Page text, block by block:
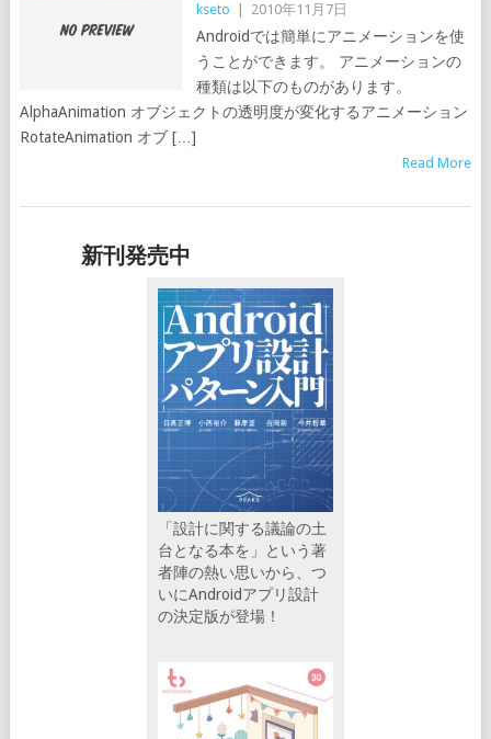
kseto 2010年11月7日
Androidでは簡単にアニメーションを使
うことができます。 アニメーションの
種類は以下のものがあります。
AlphaAnimation オブジェクトの透明度が変化するアニメーション
RotateAnimation オブ […]
Read More
新刊発売中
「設計に関する議論の土
台となる本を」という著
者陣の熱い思いから、つ
いにAndroidアプリ設計
の決定版が登場！